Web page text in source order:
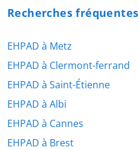
Recherches fréquentes
EHPAD à Metz
EHPAD à Clermont-ferrand
EHPAD à Saint-Étienne
EHPAD à Albi
EHPAD à Cannes
EHPAD à Brest